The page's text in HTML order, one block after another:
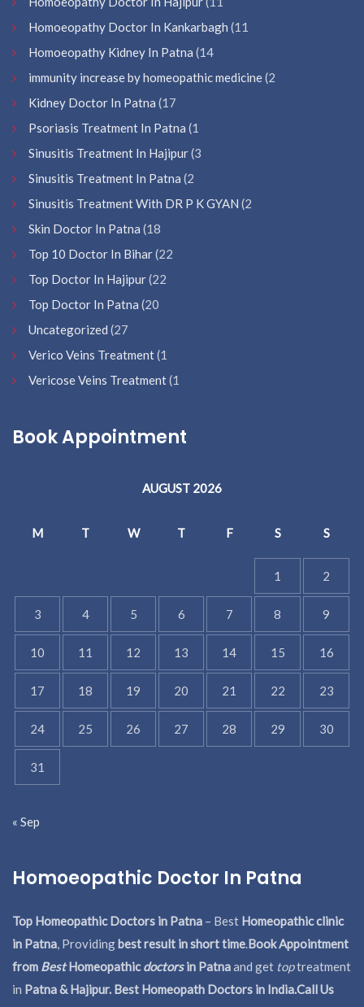
Homoeopathy Doctor In Kankarbagh (11
Homoeopathy Kidney In Patna (14
immunity increase by homeopathic medicine(2
Kidney Doctor In Patna (17
Psoriasis Treatment In Patna (1
Sinusitis Treatment In Hajipur(3
Sinusitis Treatment In Patna (2
Sinusitis Treatment With DR P K GYAN (2
Skin Doctor In Patna (18
Top 10 Doctor In Bihar(22
Top Doctor In Hajipur(22
Top Doctor In Patna (20
Uncategorized (27
Verico Veins Treatment(1
Vericose Veins Treatment(1
Book Appointment
AUGUST 2026
M T W T F S S
1 2
3 4 5 6 7 8 9
10 11 12 13 14 15 16
17 18 19 20 21 22 23
24 25 26 27 28 29 30
31
« Sep
Homoeopathic Doctor In Patna
Top Homeopathic Doctors in Patna – Best Homeopathic clinic
in Patna, Providingbest result in short time.Book Appointment
from BestHomeopathicdoctorsin Patnaand get toptreatment
in Patna & Hajipur. Best Homeopath Doctors in India.Call Us